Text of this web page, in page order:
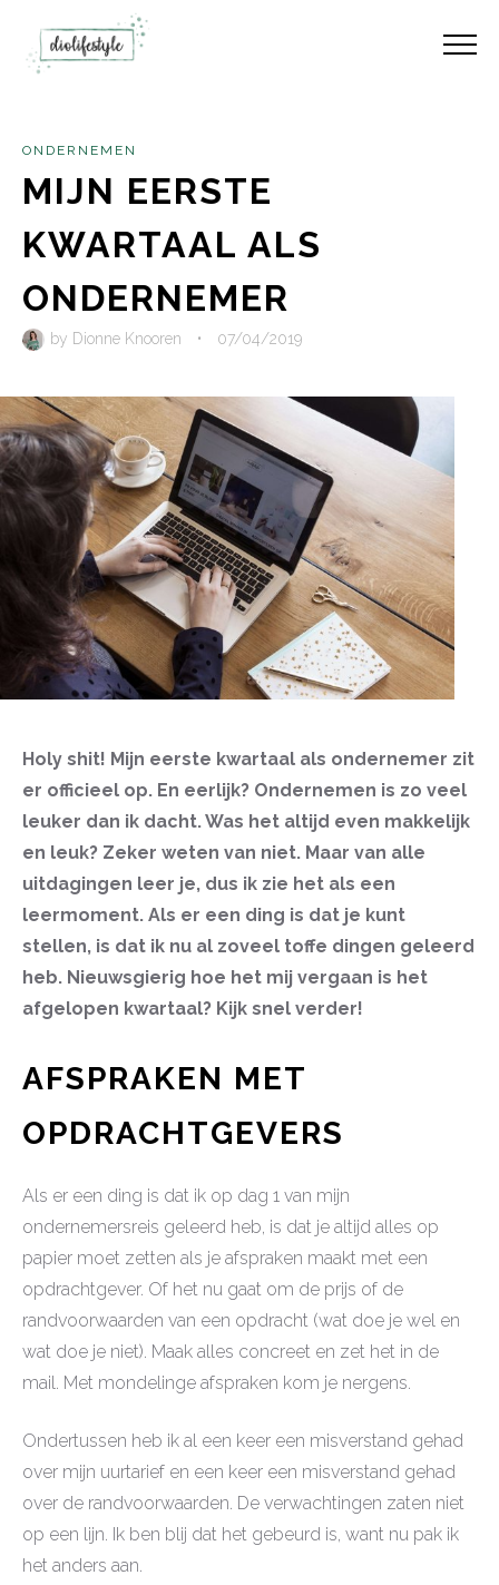
ONDERNEMEN
MIJN EERSTE
KWARTAAL ALS
ONDERNEMER
by Dionne Knooren • 07/04/2019
Holy shit! Mijn eerste kwartaal als ondernemer zit
er officieel op. En eerlijk? Ondernemen is zo veel
leuker dan ik dacht. Was het altijd even makkelijk
en leuk? Zeker weten van niet. Maar van alle
uitdagingen leer je, dus ik zie het als een
leermoment. Als er een ding is dat je kunt
stellen, is dat ik nu al zoveel toffe dingen geleerd
heb. Nieuwsgierig hoe het mij vergaan is het
afgelopen kwartaal? Kijk snel verder!
AFSPRAKEN MET
OPDRACHTGEVERS
Als er een ding is dat ik op dag 1 van mijn
ondernemersreis geleerd heb, is dat je altijd alles op
papier moet zetten als je afspraken maakt met een
opdrachtgever. Of het nu gaat om de prijs of de
randvoorwaarden van een opdracht (wat doe je wel en
wat doe je niet). Maak alles concreet en zet het in de
mail. Met mondelinge afspraken kom je nergens.
Ondertussen heb ik al een keer een misverstand gehad
over mijn uurtarief en een keer een misverstand gehad
over de randvoorwaarden. De verwachtingen zaten niet
op een lijn. Ik ben blij dat het gebeurd is, want nu pak ik
het anders aan.